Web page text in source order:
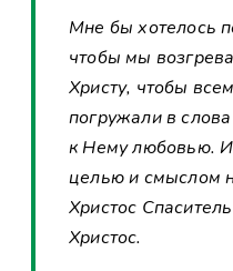
Мне бы хотелось
чтобы мы
Христу, чтобы
погружали в
к Нему любовью.
целью и смыслом
Христос
Христос.